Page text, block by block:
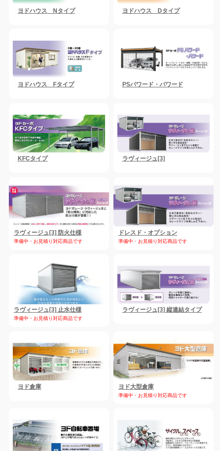
ヨドハウス Nタイプ ヨドハウス Dタイプ
ヨドハウス Fタイプ PSパワード・パワード
KFCタイプ ラヴィージュ[3]
ラヴィージュ[3] 防火仕様
準備中・お見積り対応商品です
ドレスド・オプション
準備中・お見積り対応商品です
ラヴィージュ[3] 止水仕様
準備中・お見積り対応商品です
ラヴィージュ[3] 縦連結タイプ
ヨド倉庫 ヨド大型倉庫
準備中・お見積り対応商品です